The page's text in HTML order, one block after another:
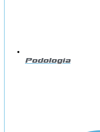
Podología